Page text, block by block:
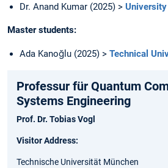
Dr. Anand Kumar (2025) >
Master students:
Ada Kanoğlu (2025) > Technical
Professur für Quantum
Systems Engineering
Prof. Dr. Tobias Vogl
Visitor Address:
Technische Universität München